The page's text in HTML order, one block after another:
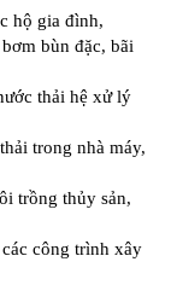
hộ gia đình,
bùn đặc, bãi
thải hệ xử lý
trong nhà máy,
trồng thủy sản,
công trình xây